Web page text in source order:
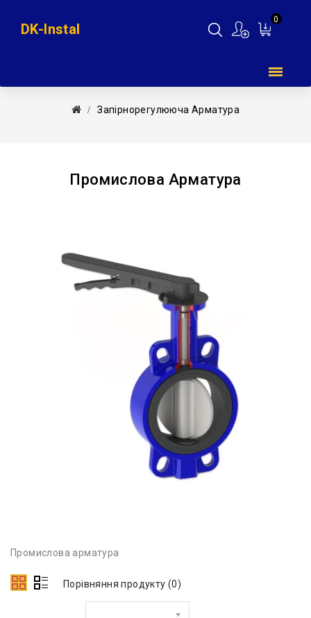
0
DK-Instal
Запірнорегулююча Арматура
Промислова Арматура
Промислова арматура
Порівняння продукту (0)